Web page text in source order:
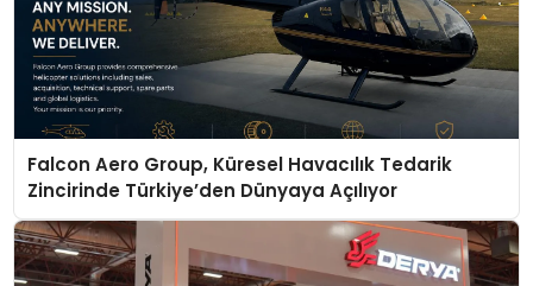
Falcon Aero Group, Küresel Havacılık Tedarik
Zincirinde Türkiye’den Dünyaya Açılıyor